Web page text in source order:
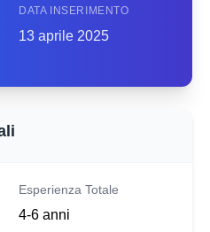
DATA INSERIMENTO
13 aprile 2025
Esperienza Totale
4-6 anni